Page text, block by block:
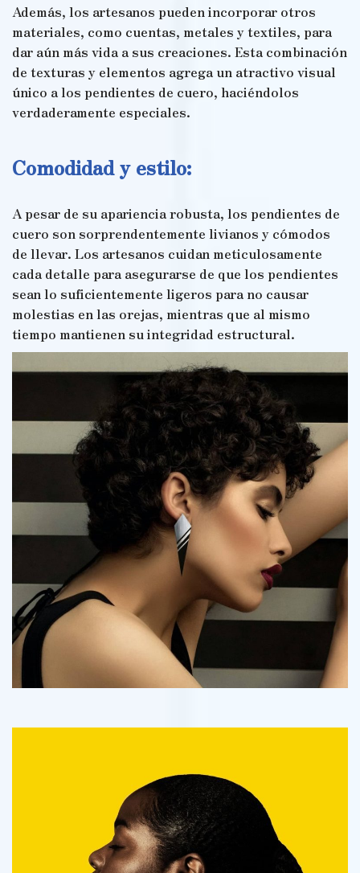
Además, los artesanos pueden incorporar otros
materiales, como cuentas, metales y textiles, para
dar aún más vida a sus creaciones. Esta combinación
de texturas y elementos agrega un atractivo visual
único a los pendientes de cuero, haciéndolos
verdaderamente especiales.
Comodidad y estilo:
A pesar de su apariencia robusta, los pendientes de
cuero son sorprendentemente livianos y cómodos
de llevar. Los artesanos cuidan meticulosamente
cada detalle para asegurarse de que los pendientes
sean lo suficientemente ligeros para no causar
molestias en las orejas, mientras que al mismo
tiempo mantienen su integridad estructural.